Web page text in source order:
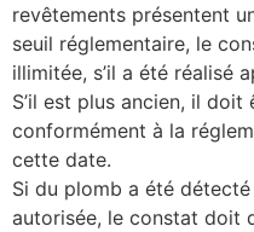
revêtements présentent
seuil réglementaire, le
illimitée, s’il a été réalisé
S’il est plus ancien, il
conformément à la
cette date.
Si du plomb a été
autorisée, le constat doit